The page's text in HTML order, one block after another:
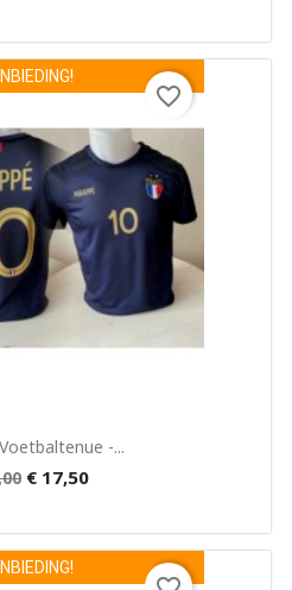
bekijken-...
€ 17,50
favorite_border